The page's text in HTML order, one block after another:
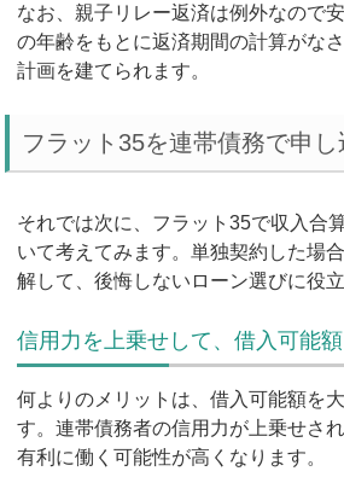
なお、親子リレー返済は例外なので
の年齢をもとに返済期間の計算がな
計画を建てられます。
フラット35を連帯債務で申
それでは次に、フラット35で収入合
いて考えてみます。単独契約した場
解して、後悔しないローン選びに役立
信用力を上乗せして、借入可能
何よりのメリットは、借入可能額を
す。連帯債務者の信用力が上乗せさ
有利に働く可能性が高くなります。